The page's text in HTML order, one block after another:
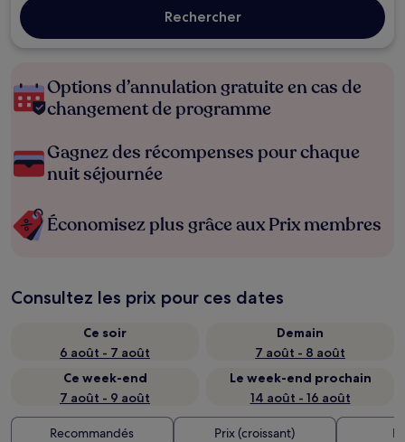
Rechercher
Options d’annulation gratuite en cas de
changement de programme
Gagnez des récompenses pour chaque
nuit séjournée
Économisez plus grâce aux Prix membres
Consultez les prix pour ces dates
Ce soir
6 août - 7 août
Demain
7 août - 8 août
Ce week-end
7 août - 9 août
Le week-end prochain
14 août - 16 août
Recommandés Prix (croissant)